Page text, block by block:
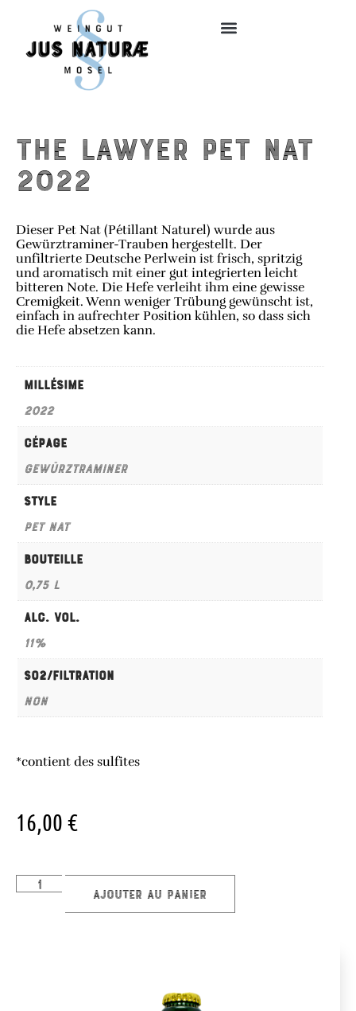
The Lawyer Pet Nat
2022
Dieser Pet Nat (Pétillant Naturel) wurde aus
Gewürztraminer-Trauben hergestellt. Der
unfiltrierte Deutsche Perlwein ist frisch, spritzig
und aromatisch mit einer gut integrierten leicht
bitteren Note. Die Hefe verleiht ihm eine gewisse
Cremigkeit. Wenn weniger Trübung gewünscht ist,
einfach in aufrechter Position kühlen, so dass sich
die Hefe absetzen kann.
millésime
2022
Cépage
Gewürztraminer
Style
Pet Nat
Bouteille
0,75 L
Alc. Vol.
11%
SO2/Filtration
Non
*contient des sulfites
16,00€
Ajouter au panier